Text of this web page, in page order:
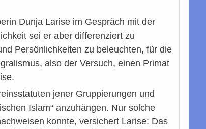
Dunja Larise im Gespräch mit der
sei er aber differenziert zu
Persönlichkeiten zu beleuchten, für die
also der Versuch, einen Primat
jener Gruppierungen und
Islam“ anzuhängen. Nur solche
konnte, versichert Larise: Das